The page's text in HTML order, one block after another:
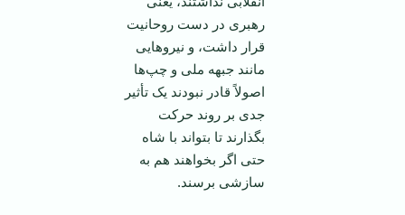
رهبری در دست روحانیت
قرار داشت، و نیروهایی
مانند جبهه ملی و چپ‌ها
اصولاً قادر نبودند یک تأثیر
جدی بر روند حرکت
بگذارند تا بتواند با شاه
حتی اگر بخواهند هم به
سازشی برسند.